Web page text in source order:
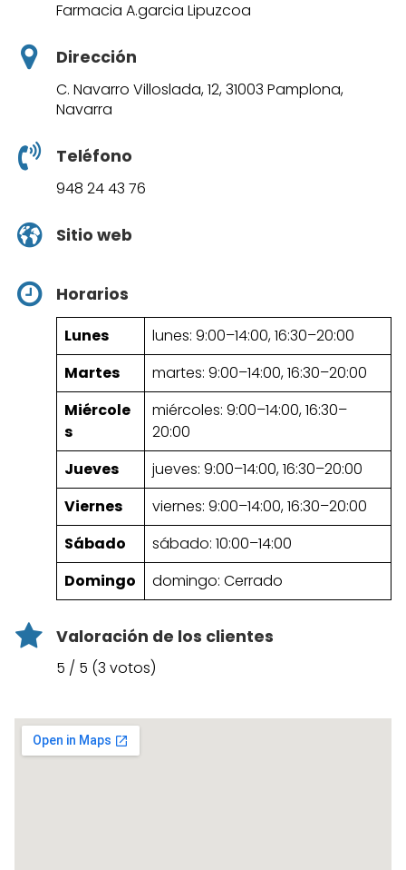
Farmacia A.garcia Lipuzcoa
Dirección
C. Navarro Villoslada, 12, 31003 Pamplona,
Navarra
Teléfono
948 24 43 76
Sitio web
Horarios
Lunes
lunes: 9:00–14:00, 16:30–20:00
Martes
martes: 9:00–14:00, 16:30–20:00
Miércole
s
miércoles: 9:00–14:00, 16:30–
20:00
Jueves
jueves: 9:00–14:00, 16:30–20:00
Viernes
viernes: 9:00–14:00, 16:30–20:00
Sábado
sábado: 10:00–14:00
Domingo
domingo: Cerrado
Valoración de los clientes
5 / 5 (3 votos)